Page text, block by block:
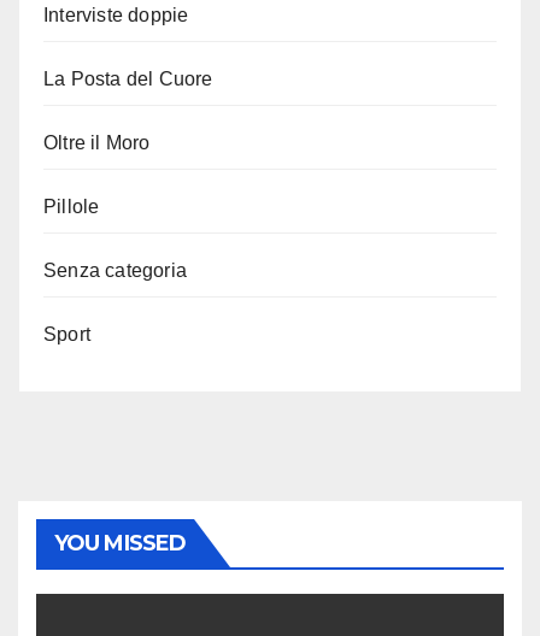
Interviste doppie
La Posta del Cuore
Oltre il Moro
Pillole
Senza categoria
Sport
YOU MISSED